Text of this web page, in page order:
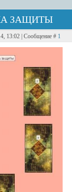
ЗАЩИТЫ
13:02 | Сообщение # 1